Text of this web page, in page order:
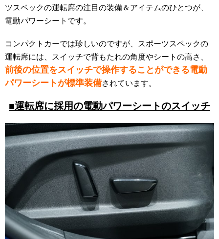
ツスペックの運転席の注目の装備＆アイテムのひとつが、
電動パワーシートです。
コンパクトカーでは珍しいのですが、スポーツスペックの
運転席には、スイッチで背もたれの角度やシートの高さ、
前後の位置をスイッチで操作することができる電動
パワーシートが標準装備されています。
■運転席に採用の電動パワーシートのスイッチ